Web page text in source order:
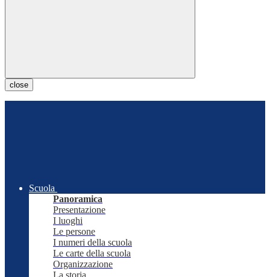
close
Scuola
Panoramica
Presentazione
I luoghi
Le persone
I numeri della scuola
Le carte della scuola
Organizzazione